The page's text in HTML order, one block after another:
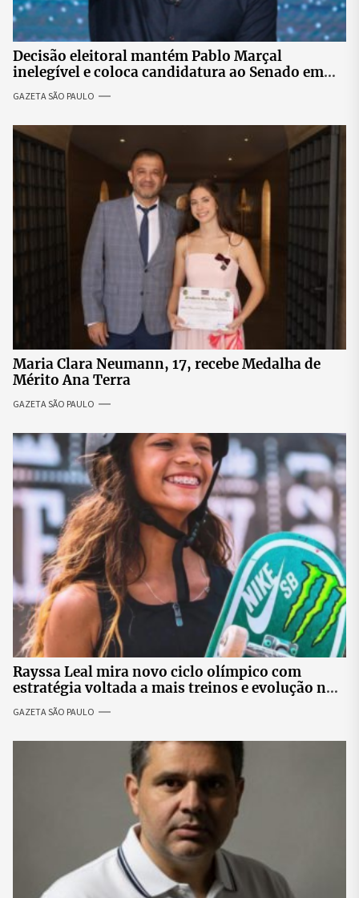
Decisão eleitoral mantém Pablo Marçal
inelegível e coloca candidatura ao Senado em
GAZETA SÃO PAULO
Maria Clara Neumann, 17, recebe Medalha de
Mérito Ana Terra
GAZETA SÃO PAULO
Rayssa Leal mira novo ciclo olímpico com
estratégia voltada a mais treinos e evolução no
GAZETA SÃO PAULO